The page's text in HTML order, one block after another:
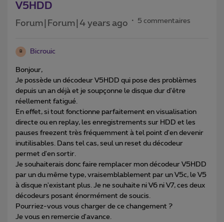
V5HDD
Forum|Forum|4 years ago 5 commentaires
B Bicrouic
Bonjour,
Je possède un décodeur V5HDD qui pose des problèmes
depuis un an déjà et je soupçonne le disque dur d'être
réellement fatigué.
En effet, si tout fonctionne parfaitement en visualisation
directe ou en replay, les enregistrements sur HDD et les
pauses freezent très fréquemment à tel point d'en devenir
inutilisables. Dans tel cas, seul un reset du décodeur
permet d'en sortir.
Je souhaiterais donc faire remplacer mon décodeur V5HDD
par un du même type, vraisemblablement par un V5c, le V5
à disque n'existant plus. Je ne souhaite ni V6 ni V7, ces deux
décodeurs posant énormément de soucis.
Pourriez-vous vous charger de ce changement ?
Je vous en remercie d'avance.